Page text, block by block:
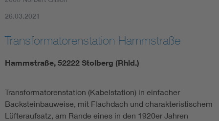
26.03.2021
Transformatorenstation Hammstraße
Hammstraße, 52222 Stolberg (Rhld.)
Transformatorenstation (Kabelstation) in einfacher
Backsteinbauweise, mit Flachdach und charakteristischem
Lüfteraufsatz, am Rande eines in den 1920er Jahren